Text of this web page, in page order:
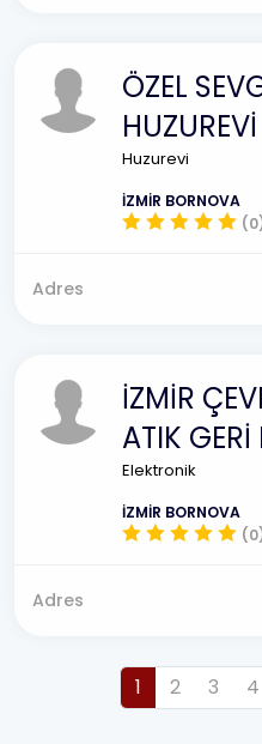
ÖZEL
Huzurevi
İZMİR BORNOVA
Adres
İZMİR
ATIK
Elektronik
İZMİR BORNOVA
Adres
1 2 3 4